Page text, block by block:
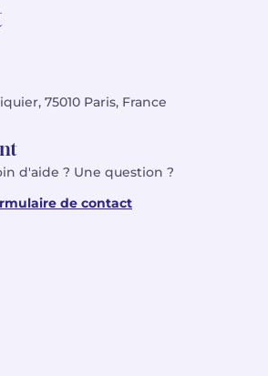
75010 Paris, France
d'aide ? Une question ?
de contact